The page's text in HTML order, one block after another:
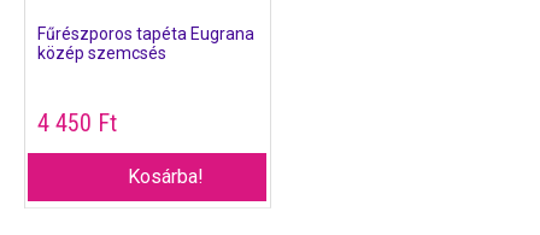
Fűrészporos tapéta Eugrana
közép szemcsés
4 450 Ft
Kosárba!